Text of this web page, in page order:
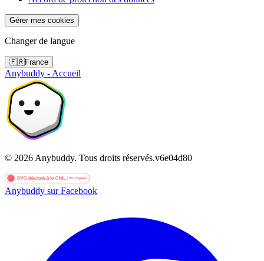
Gérer mes cookies
Changer de langue
🇫🇷France
Anybuddy - Accueil
© 2026 Anybuddy. Tous droits réservés.v6e04d80
Anybuddy sur Facebook